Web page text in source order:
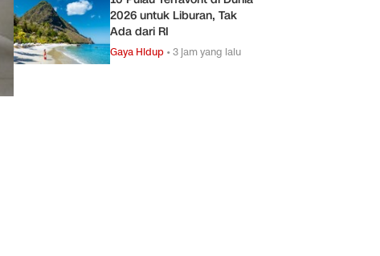
2026 untuk Liburan, Tak
Ada dari RI
Gaya Hidup •3 jam yang lalu